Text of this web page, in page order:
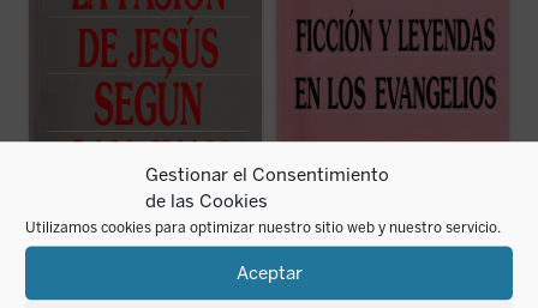
Gestionar el Consentimiento
de las Cookies
Utilizamos cookies para optimizar nuestro sitio web y nuestro servicio.
Aceptar
sentido y, en no pocos casos, sobre la
historicidad de lo narrado, puesto que
(ver ficha)
reconstruyen un original arameo en que no
sólo no hay nada que se oponga a la
historicidad de lo ...(ver ficha)